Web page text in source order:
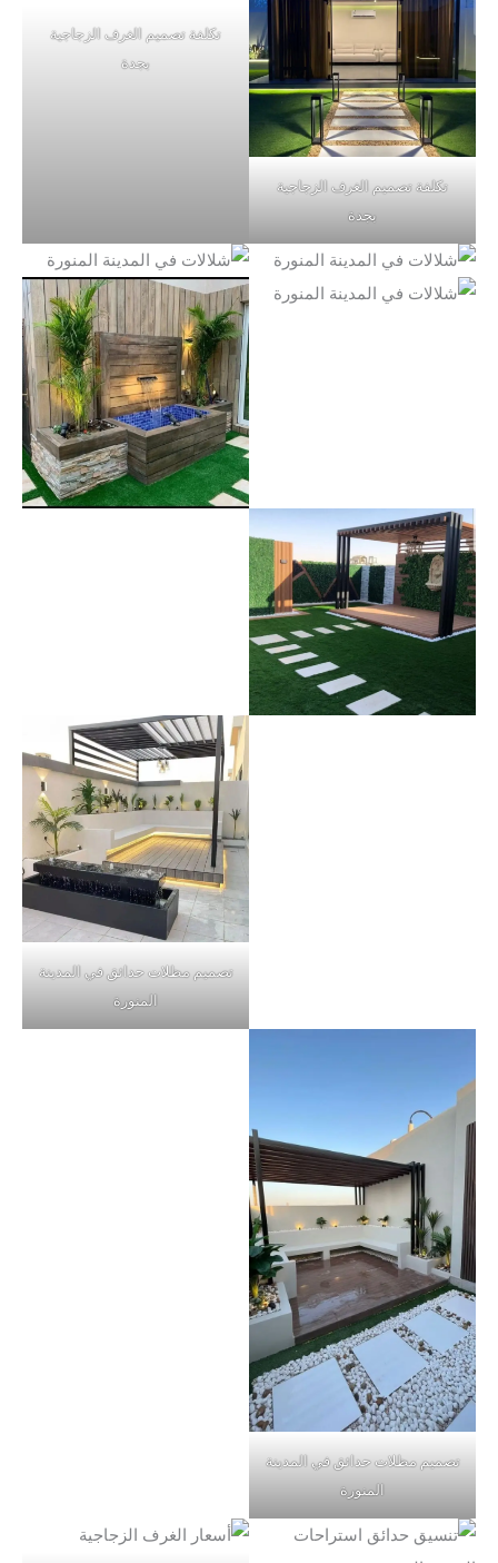
تكلفة تصميم الغرف الزجاجية
بجدة
تكلفة تصميم الغرف الزجاجية
بجدة
تصميم مظلات حدائق في المدينة
المنورة
تصميم مظلات حدائق في المدينة
المنورة